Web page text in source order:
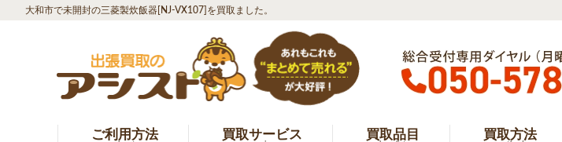
大和市で未開封の三菱製炊飯器[NJ-VX107]を買取ました。
ご利用方法 買取サービス 買取品目 買取方法